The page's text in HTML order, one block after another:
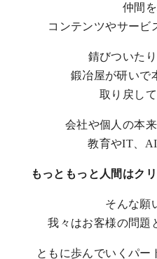
仲間
コンテンツやサービ
錆びついた
鍛冶屋が研いで
取り戻し
会社や個人の本
教育やIT、
もっともっと人間はク
そんな願
我々は​お客様の問題
ともに歩んでいくパー